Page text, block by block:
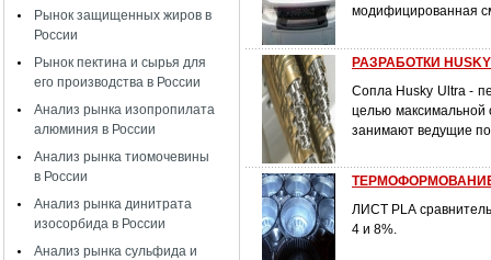
Рынок защищенных жиров в
России
Рынок пектина и сырья для
его производства в России
Анализ рынка изопропилата
алюминия в России
Анализ рынка тиомочевины
в России
Анализ рынка динитрата
изосорбида в России
Анализ рынка сульфида и
модифицированная
РАЗРАБОТКИ
Сопла Husky Ultra -
целью максимальной
занимают ведущие
ТЕРМОФОРМОВАНИЕ
ЛИСТ PLA
4 и 8%.